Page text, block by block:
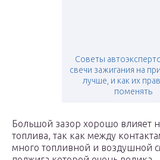
Советы
свечи зажигания на
лучше, и как их
поменять
Большой зазор хорошо влияет
топлива, так как между
много топливной и воздушной